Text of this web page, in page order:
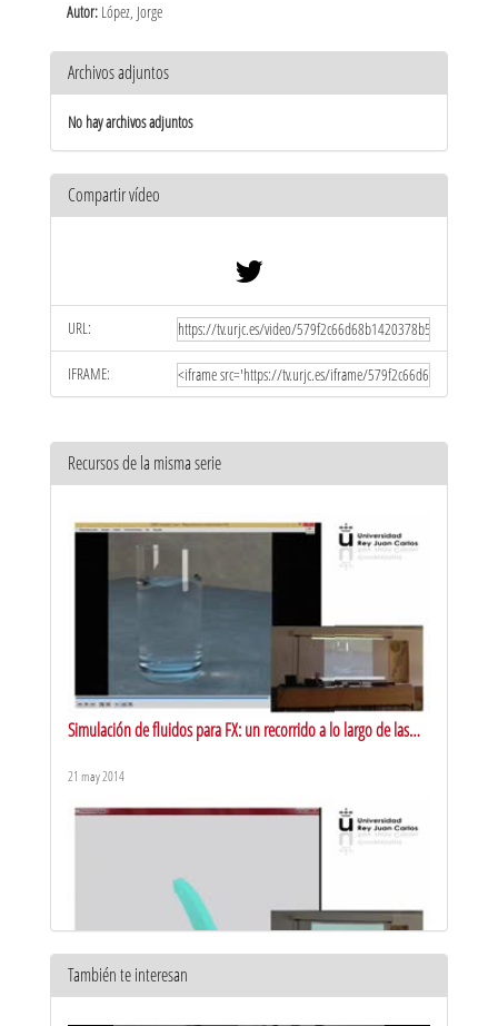
Autor: López, Jorge
Archivos adjuntos
No hay archivos adjuntos
Compartir vídeo
URL:
IFRAME:
Recursos de la misma serie
Simulación de fluidos para FX: un recorrido a lo largo de las
21 may 2014
También te interesan